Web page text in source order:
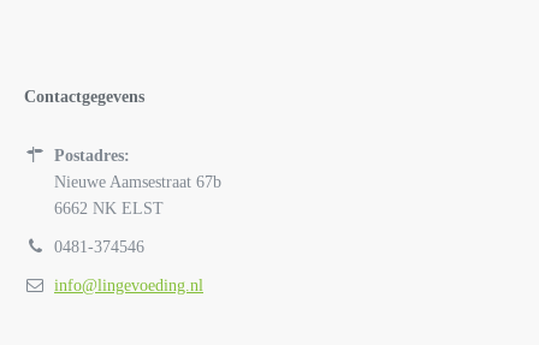
Contactgegevens
Postadres:
Nieuwe Aamsestraat 67b
6662 NK ELST
0481-374546
info@lingevoeding.nl